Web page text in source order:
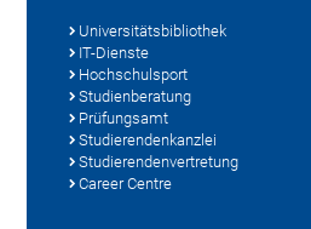
Universitätsbibliothek
IT-Dienste
Hochschulsport
Studienberatung
Prüfungsamt
Studierendenkanzlei
Studierendenvertretung
Career Centre